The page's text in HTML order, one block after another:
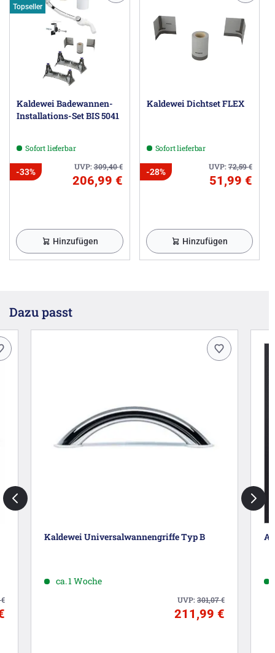
Topseller
Kaldewei Badewannen-
Installations-Set BIS 5041
Sofort lieferbar
UVP:309,40€
-33%
206,99 €
Hinzufügen
Kaldewei Dichtset FLEX
Sofort lieferbar
UVP:72,59€
-28%
51,99 €
Hinzufügen
Dazu passt
€
Kaldewei Universalwannengriffe Typ B
ca. 1 Woche
UVP:301,07€
211,99 €